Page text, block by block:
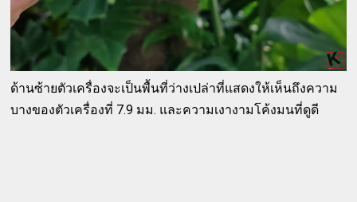
ด้านซ้ายตัวเครื่องจะเป็นพื้นที่ว่างเปล่าที่แสดงให้เห็นถึงความ
บางของตัวเครื่องที่ 7.9 มม. และความเงางามโค้งมนที่ดูดี